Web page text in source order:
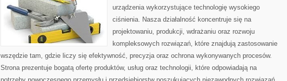
urządzenia wykorzystujące technologię wysokiego
ciśnienia. Nasza działalność koncentruje się na
projektowaniu, produkcji, wdrażaniu oraz rozwoju
kompleksowych rozwiązań, które znajdują zastosowanie
wszędzie tam, gdzie liczy się efektywność, precyzja oraz ochrona wykonywanych procesów.
Strona prezentuje bogatą ofertę produktów, usług oraz technologii, które odpowiadają na